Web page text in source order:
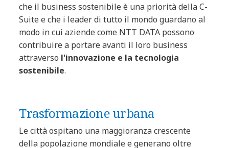
che il business sostenibile è una priorità della C-
Suite e che i leader di tutto il mondo guardano al
modo in cui aziende come NTT DATA possono
contribuire a portare avanti il loro business
attraverso l'innovazione e la tecnologia
sostenibile.
Trasformazione urbana
Le città ospitano una maggioranza crescente
della popolazione mondiale e generano oltre